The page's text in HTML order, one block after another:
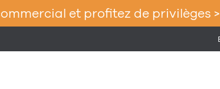
et profitez de privilèges >